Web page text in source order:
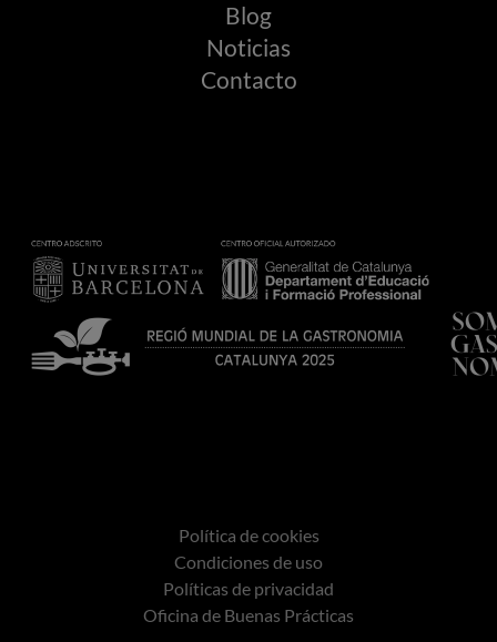
Blog
Noticias
Contacto
Política de cookies
Condiciones de uso
Políticas de privacidad
Oficina de Buenas Prácticas